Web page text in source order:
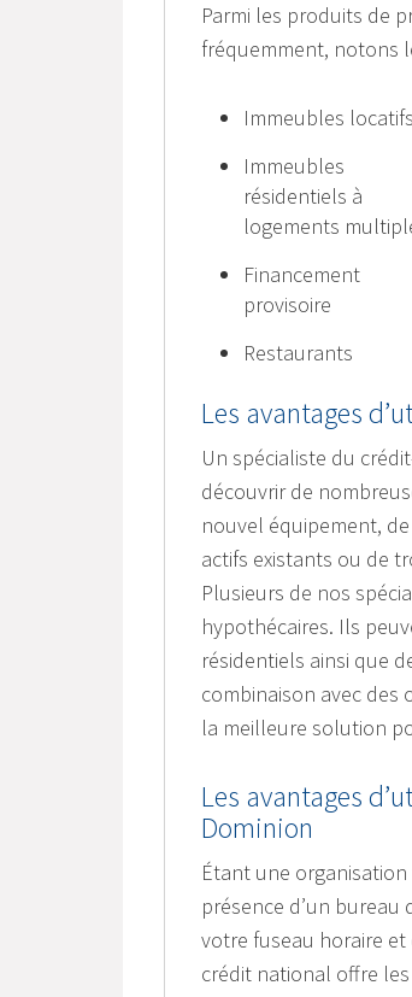
Parmi les produits de
fréquemment, notons
Immeubles locatifs
Immeubles
résidentiels à
logements
Financement
provisoire
Restaurants
Les avantages
Un spécialiste du
découvrir de
nouvel équipement,
actifs existants ou de
Plusieurs de nos
hypothécaires. Ils
résidentiels ainsi que
combinaison avec
la meilleure solution
Les avantages
Dominion
Étant une
présence d’un
votre fuseau horaire
crédit national offre